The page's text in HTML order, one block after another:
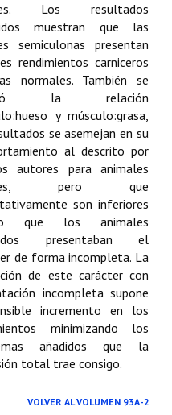
Los resultados
muestran que las
semiculonas presentan
rendimientos carniceros
normales. También se
la relación
y músculo:grasa,
se asemejan en su
al descrito por
autores para animales
pero que
son inferiores
que los animales
presentaban el
de forma incompleta. La
de este carácter con
incompleta supone
incremento en los
minimizando los
añadidos que la
total trae consigo.
VOLVER AL VOLUMEN 93A-2